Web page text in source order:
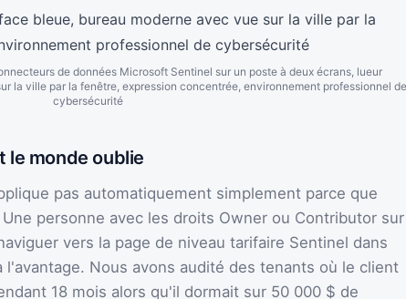
de données Microsoft Sentinel sur un poste à deux écrans, lueur
la ville par la fenêtre, expression concentrée, environnement professionnel de
cybersécurité
le monde oublie
pas automatiquement simplement parce que
personne avec les droits Owner ou Contributor sur
vers la page de niveau tarifaire Sentinel dans
Nous avons audité des tenants où le client
18 mois alors qu'il dormait sur 50 000 $ de